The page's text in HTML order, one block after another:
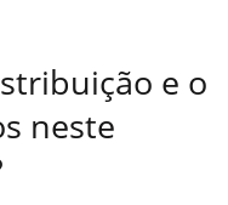
e o
neste